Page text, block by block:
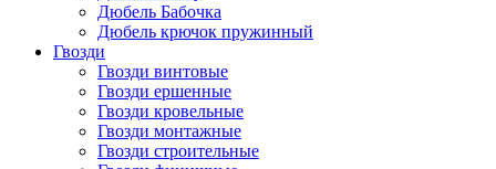
Дюбель Бабочка
Дюбель крючок пружинный
Гвозди
Гвозди винтовые
Гвозди ершенные
Гвозди кровельные
Гвозди монтажные
Гвозди строительные